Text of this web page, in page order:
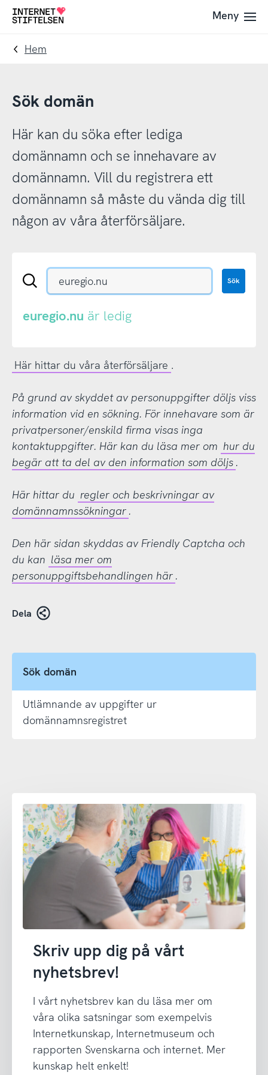
Till
navigering
Till
innehåll
Till
Meny
Hem
Sök domän
Här kan du söka efter lediga
domännamn och se innehavare av
domännamn. Vill du registrera ett
domännamn så måste du vända dig till
någon av våra återförsäljare.
Sök
eller
.nu-
Sök
euregio.nu är ledig
Här hittar du våra återförsäljare .
På grund av skyddet av personuppgifter döljs viss
information vid en sökning. För innehavare som är
privatpersoner/enskild firma visas inga
kontaktuppgifter. Här kan du läsa mer om hur du
begär att ta del av den information som döljs .
Här hittar du regler och beskrivningar av
domännamnssökningar .
Den här sidan skyddas av Friendly Captcha och
du kan läsa mer om
personuppgiftsbehandlingen här .
Dela
Sök domän
Utlämnande av uppgifter ur
domännamnsregistret
Skriv upp dig på vårt
nyhetsbrev!
I vårt nyhetsbrev kan du läsa mer om
våra olika satsningar som exempelvis
Internetkunskap, Internetmuseum och
rapporten Svenskarna och internet. Mer
kunskap helt enkelt!